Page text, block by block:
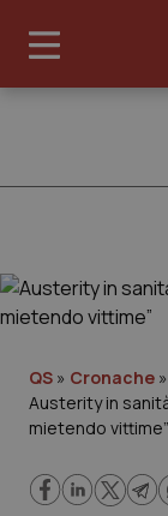
Governo e
Regioni e Asl
QS » Cronache »
Austerity in
mietendo vittime”